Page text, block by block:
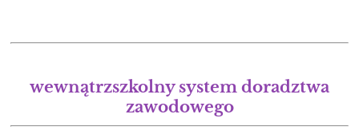
wewnątrzszkolny system doradztwa
zawodowego